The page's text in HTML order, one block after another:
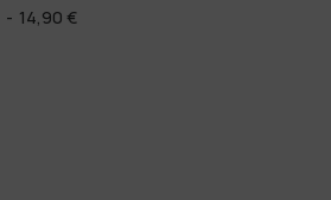
14,90 €